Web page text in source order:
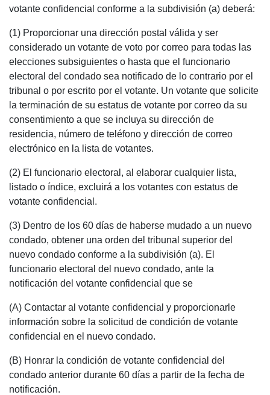
votante confidencial conforme a la subdivisión (a) deberá:
(1) Proporcionar una dirección postal válida y ser
considerado un votante de voto por correo para todas las
elecciones subsiguientes o hasta que el funcionario
electoral del condado sea notificado de lo contrario por el
tribunal o por escrito por el votante. Un votante que solicite
la terminación de su estatus de votante por correo da su
consentimiento a que se incluya su dirección de
residencia, número de teléfono y dirección de correo
electrónico en la lista de votantes.
(2) El funcionario electoral, al elaborar cualquier lista,
listado o índice, excluirá a los votantes con estatus de
votante confidencial.
(3) Dentro de los 60 días de haberse mudado a un nuevo
condado, obtener una orden del tribunal superior del
nuevo condado conforme a la subdivisión (a). El
funcionario electoral del nuevo condado, ante la
notificación del votante confidencial que se
(A) Contactar al votante confidencial y proporcionarle
información sobre la solicitud de condición de votante
confidencial en el nuevo condado.
(B) Honrar la condición de votante confidencial del
condado anterior durante 60 días a partir de la fecha de
notificación.